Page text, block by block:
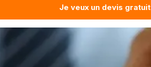
Je veux un devis gratuit